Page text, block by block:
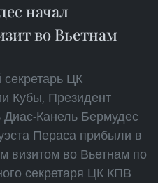
начал
во Вьетнам
секретарь ЦК
Кубы, Президент
Диас-Канель Бермудес
Пераса прибыли в
визитом во Вьетнам по
секретаря ЦК КПВ